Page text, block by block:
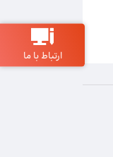
ارتباط با ما